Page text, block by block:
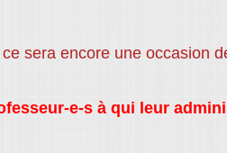
ce sera encore une occasion
e-s à qui leur